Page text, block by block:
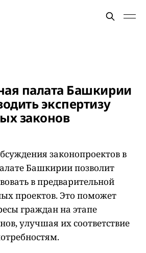
палата Башкирии
экспертизу
законов
законопроектов в
Башкирии позволит
в предварительной
проектов. Это поможет
граждан на этапе
улучшая их соответствие